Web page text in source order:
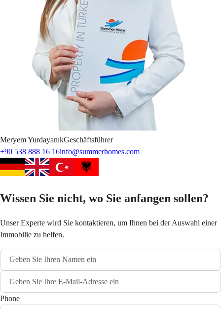
MeryemYurdayanıkGeschäftsführer
+90 538 888 16 16info@summerhomes.com
Wissen Sie nicht, wo Sie anfangen sollen?
Unser Experte wird Sie kontaktieren, um Ihnen bei der Auswahl einer
Immobilie zu helfen.
Phone